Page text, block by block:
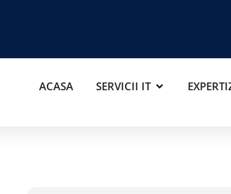
ACASA SERVICII IT